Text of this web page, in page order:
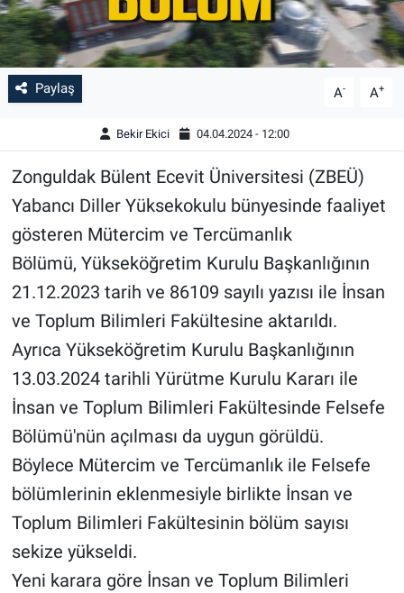
Paylaş A- A+
Bekir Ekici 04.04.2024 - 12:00
Zonguldak Bülent Ecevit Üniversitesi (ZBEÜ)
Yabancı Diller Yüksekokulu bünyesinde faaliyet
gösteren Mütercim ve Tercümanlık
Bölümü, Yükseköğretim Kurulu Başkanlığının
21.12.2023 tarih ve 86109 sayılı yazısı ile İnsan
ve Toplum Bilimleri Fakültesine aktarıldı.
Ayrıca Yükseköğretim Kurulu Başkanlığının
13.03.2024 tarihli Yürütme Kurulu Kararı ile
İnsan ve Toplum Bilimleri Fakültesinde Felsefe
Bölümü'nün açılması da uygun görüldü.
Böylece Mütercim ve Tercümanlık ile Felsefe
bölümlerinin eklenmesiyle birlikte İnsan ve
Toplum Bilimleri Fakültesinin bölüm sayısı
sekize yükseldi.
Yeni karara göre İnsan ve Toplum Bilimleri